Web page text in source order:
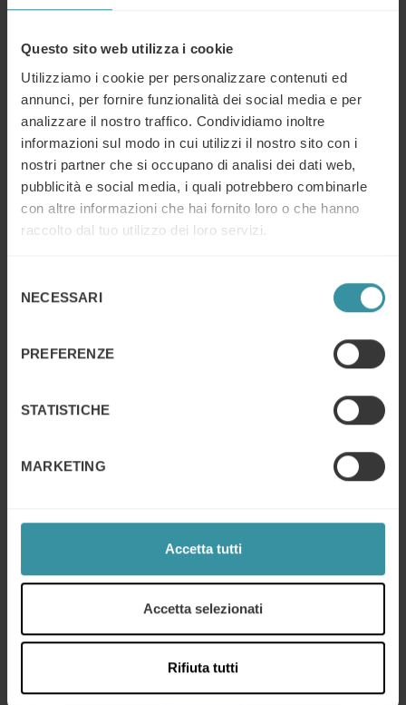
Questo sito web utilizza i cookie
Utilizziamo i cookie per personalizzare contenuti ed
annunci, per fornire funzionalità dei social media e per
analizzare il nostro traffico. Condividiamo inoltre
informazioni sul modo in cui utilizzi il nostro sito con i
nostri partner che si occupano di analisi dei dati web,
pubblicità e social media, i quali potrebbero combinarle
con altre informazioni che hai fornito loro o che hanno
raccolto dal tuo utilizzo dei loro servizi.
delNECESSARI
PREFERENZE
STATISTICHE
MARKETING
Accetta tutti
Accetta selezionati
Rifiuta tutti
Sviluppate un programma ordinato logicamente e
urgenza e di importanza degli argomenti che volete
discutere. Indicate chiaramente gli elementi di
discussione.
Inviate un avviso della riunione e un promemoria che
contiene lo scopo, il luogo, il tempo e le informazioni
necessarie per parteciparvi.
Siate puntuali così da poter gestire la riunione in modo
Assicuratevi che qualcuno sia incaricato di verbalizzare
Stabilizzate gli obiettivi della riunione. Rivedete i punti
Seguite l’ordine dell’agenda. Impedite che l’incontro
vada fuori strada.
disciplinato per raccogliere le informazioni e prendete
una decisione. Fate il vostro meglio per raggiungere il
i punti importanti.
Gestite il tempo. Se necessario, incaricate qualcuno di
Chiarite quali sono le responsabilità delle singole
successive.